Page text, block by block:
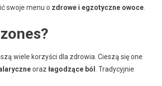
swoje menu o zdrowe i egzotyczne owoce
wiele korzyści dla zdrowia. Cieszą się one
oraz łagodzące ból
. Tradycyjnie